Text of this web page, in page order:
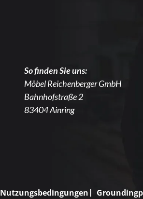
So finden Sie uns:
Möbel Reichenberger GmbH
Bahnhofstraße 2
83404 Ainring
Nutzungsbedingungen